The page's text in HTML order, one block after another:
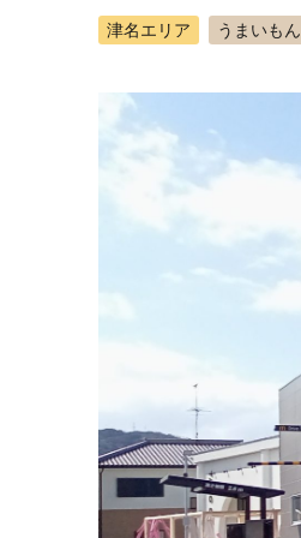
津名エリア うまいもん